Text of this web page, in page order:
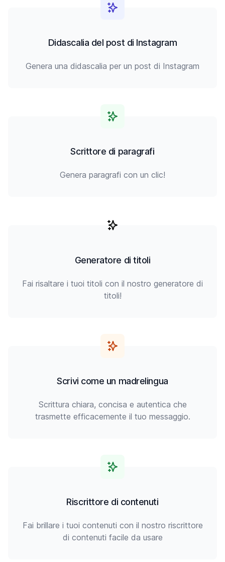
Didascalia del post di Instagram
Genera una didascalia per un post di Instagram
Scrittore di paragrafi
Genera paragrafi con un clic!
Generatore di titoli
Fai risaltare i tuoi titoli con il nostro generatore di
titoli!
Scrivi come un madrelingua
Scrittura chiara, concisa e autentica che
trasmette efficacemente il tuo messaggio.
Riscrittore di contenuti
Fai brillare i tuoi contenuti con il nostro riscrittore
di contenuti facile da usare